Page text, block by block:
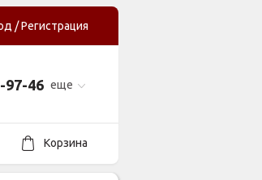
/Регистрация
еще
97-46
Корзина